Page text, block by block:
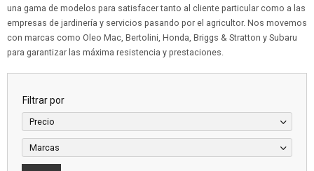
una gama de modelos para satisfacer tanto al cliente particular como a las
empresas de jardinería y servicios pasando por el agricultor. Nos movemos
con marcas como Oleo Mac, Bertolini, Honda, Briggs & Stratton y Subaru
para garantizar las máxima resistencia y prestaciones.
Filtrar por
Precio
Marcas